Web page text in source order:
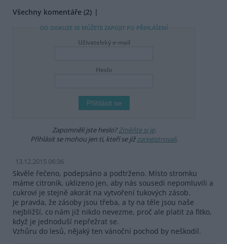
Všechny komentáře (2)
DO DISKUZE SE MŮŽETE ZAPOJIT PO PŘIHLÁŠENÍ
Uživatelský e-mail
Heslo
Zapomněli jste heslo?Změňte si je.
Přihlásit se mohou jen ti, kteří se jižzaregistrovali.
13.12.2015 06:36
Skvěle řečeno, podepsáno a podtrženo. Místo stromku
máme citroník, uklizeno jen, aby nás sousedi nepomluvili a
cukroví je stejně akorát na vytvoření tukových zásob.
Je pravda, že zásoby jsou třeba, a ty na těle jsou naše
nejbližší, co nám již nikdo nevezme, proč ale platit za fitko,
když je jednoduší nepřežrat se.
Vzhůru do lesů, nějaký ten vánoční pochod by neškodil.